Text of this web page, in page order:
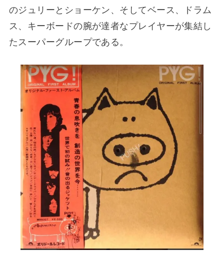
のジュリーとショーケン、そしてベース、ドラム
ス、キーボードの腕が達者なプレイヤーが集結し
たスーパーグループである。